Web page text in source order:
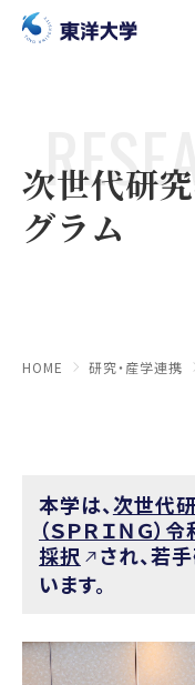
次世代研
グラム
HOME 研究・産学連携
本学は、次世代
（ＳＰＲＩＮＧ
採択
され、若
います。